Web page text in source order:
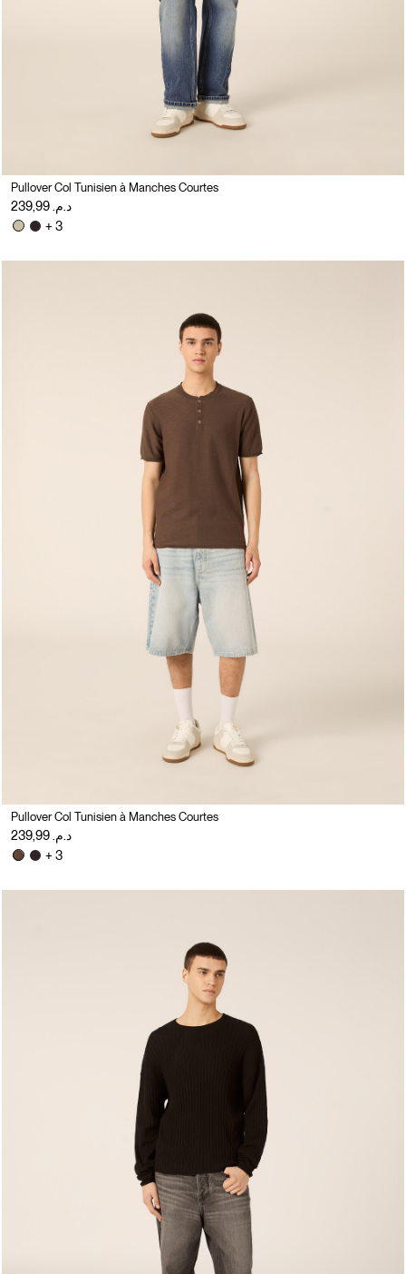
Pullover Col Tunisien à Manches Courtes
د.م. 239,99
+ 3
Pullover Col Tunisien à Manches Courtes
د.م. 239,99
+ 3